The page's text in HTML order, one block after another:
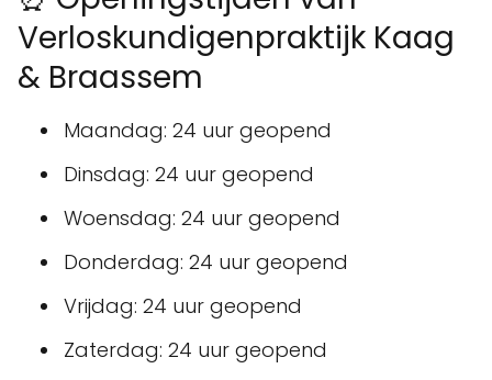
Verloskundigenpraktijk Kaag
& Braassem
Maandag: 24 uur geopend
Dinsdag: 24 uur geopend
Woensdag: 24 uur geopend
Donderdag: 24 uur geopend
Vrijdag: 24 uur geopend
Zaterdag: 24 uur geopend